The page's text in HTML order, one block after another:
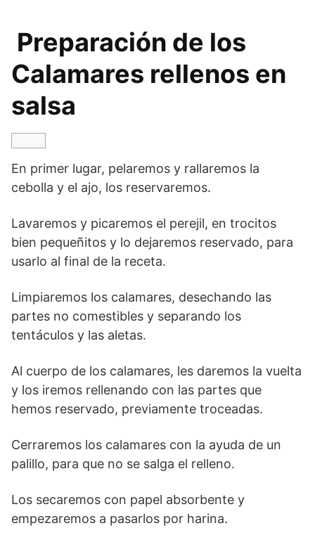
Preparación de los
Calamares rellenos en
salsa
En primer lugar, pelaremos y rallaremos la
cebolla y el ajo, los reservaremos.
Lavaremos y picaremos el perejil, en trocitos
bien pequeñitos y lo dejaremos reservado, para
usarlo al final de la receta.
Limpiaremos los calamares, desechando las
partes no comestibles y separando los
tentáculos y las aletas.
Al cuerpo de los calamares, les daremos la vuelta
y los iremos rellenando con las partes que
hemos reservado, previamente troceadas.
Cerraremos los calamares con la ayuda de un
palillo, para que no se salga el relleno.
Los secaremos con papel absorbente y
empezaremos a pasarlos por harina.